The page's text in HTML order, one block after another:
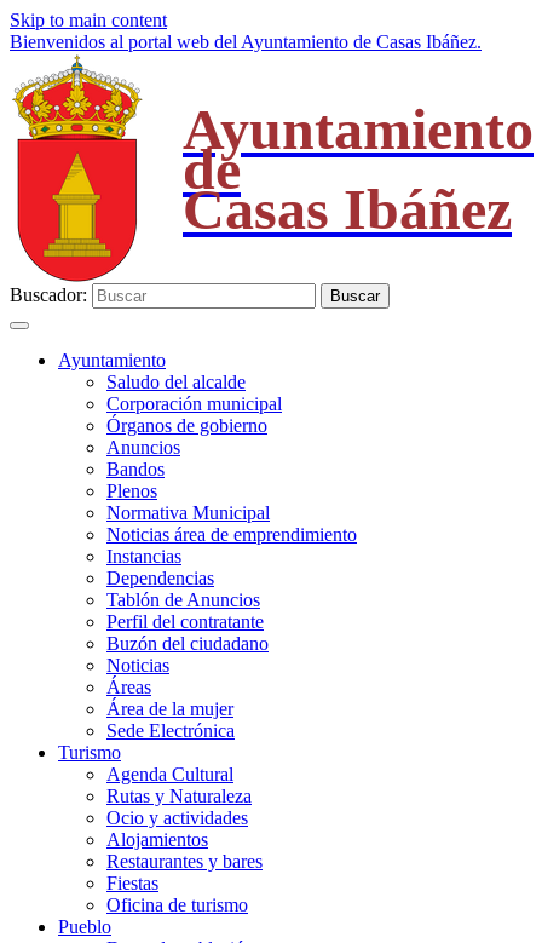
Skip to main content
Bienvenidos al portal web del Ayuntamiento de Casas Ibáñez.
Ayuntamiento
de
Casas Ibáñez
Buscador: Buscar
Ayuntamiento
Saludo del alcalde
Corporación municipal
Órganos de gobierno
Anuncios
Bandos
Plenos
Normativa Municipal
Noticias área de emprendimiento
Instancias
Dependencias
Tablón de Anuncios
Perfil del contratante
Buzón del ciudadano
Noticias
Áreas
Área de la mujer
Sede Electrónica
Turismo
Agenda Cultural
Rutas y Naturaleza
Ocio y actividades
Alojamientos
Restaurantes y bares
Fiestas
Oficina de turismo
Pueblo